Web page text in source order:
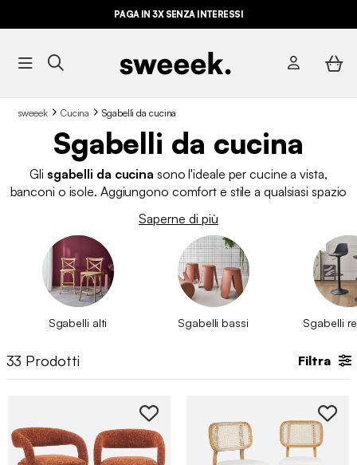
PAGA IN 3X SENZA INTERESSI
sweeek Cucina Sgabelli da cucina​
Sgabelli da cucina​
Gli sgabelli da cucina sono l'ideale per cucine a vista,
banconi o isole. Aggiungono comfort e stile a qualsiasi spazio
chiacchierare con gli amici. Sono diventati un elemento chiave
nell'arredamento di cucine moderne, sale da pranzo e zone
bar. Oltre alla loro funzionalità, apportano un tocco decorativo
che può trasformare completamente l'atmosfera della tua
casa. Scopri su sweeek i diversi tipi di sgabelli, c'è un'opzione
tua casa o uno sgabello comodo per fare colazione in cucina.
Saperne di più
Sgabelli alti Sgabelli bassi Sgabelli
33 Prodotti Filtra